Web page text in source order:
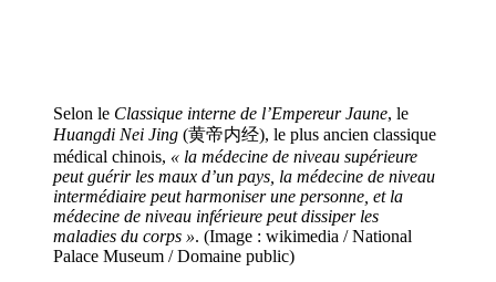
Selon le Classique interne de l’Empereur Jaune, le
Huangdi Nei Jing (黄帝内经), le plus ancien classique
médical chinois, « la médecine de niveau supérieure
peut guérir les maux d’un pays, la médecine de niveau
intermédiaire peut harmoniser une personne, et la
médecine de niveau inférieure peut dissiper les
maladies du corps ». (Image : wikimedia / National
Palace Museum / Domaine public)